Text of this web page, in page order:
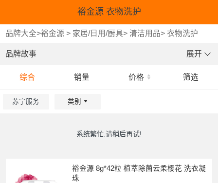
裕金源 衣物洗护
品牌大全>裕金源 > 家居/日用/厨具> 清洁用品>衣物洗护
品牌故事 展开
综合 销量 价格 筛选
苏宁服务 类别
系统繁忙,请稍后再试!
裕金源 8g*42粒 植萃除菌云柔樱花 洗衣凝
珠